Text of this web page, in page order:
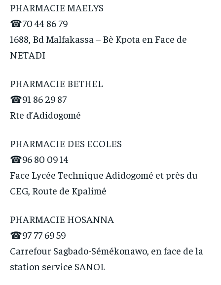
PHARMACIE MAELYS
☎70 44 86 79
1688, Bd Malfakassa – Bè Kpota en Face de
NETADI
PHARMACIE BETHEL
☎91 86 29 87
Rte d’Adidogomé
PHARMACIE DES ECOLES
☎96 80 09 14
Face Lycée Technique Adidogomé et près du
CEG, Route de Kpalimé
PHARMACIE HOSANNA
☎97 77 69 59
Carrefour Sagbado-Sémékonawo, en face de la
station service SANOL